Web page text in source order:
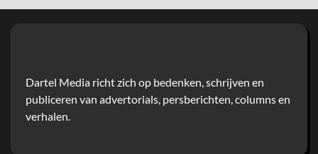
Dartel Media richt zich op bedenken, schrijven en
publiceren van advertorials, persberichten, columns en
verhalen.